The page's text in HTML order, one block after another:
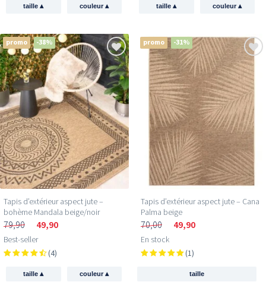
taille▴ couleur▴ taille▴ couleur▴
promo -38%
Tapis d’extérieur aspect jute –
bohème Mandala beige/noir
79,90 49,90
Best-seller
(4)
taille▴ couleur▴
promo -31%
Tapis d’extérieur aspect jute – Cana
Palma beige
70,00 49,90
En stock
(1)
taille